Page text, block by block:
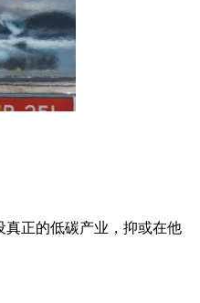
真正的低碳产业，抑或在他